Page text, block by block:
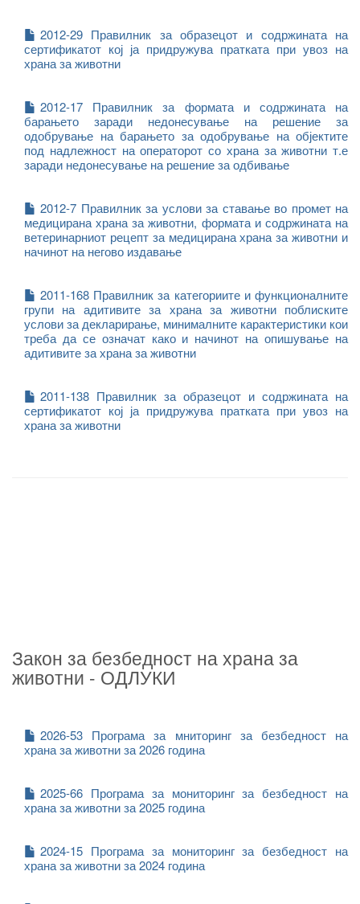
2012-29 Правилник за образецот и содржината на
сертификатот кој ја придружува пратката при увоз на
храна за животни
2012-17 Правилник за формата и содржината на
барањето заради недонесување на решение за
одобрување на барањето за одобрување на објектите
под надлежност на операторот со храна за животни т.е
заради недонесување на решение за одбивање
2012-7 Правилник за услови за ставање во промет на
медицирана храна за животни, формата и содржината на
ветеринарниот рецепт за медицирана храна за животни и
начинот на негово издавање
2011-168 Правилник за категориите и функционалните
групи на адитивите за храна за животни поблиските
услови за декларирање, минималните карактеристики кои
треба да се означат како и начинот на опишување на
адитивите за храна за животни
2011-138 Правилник за образецот и содржината на
сертификатот кој ја придружува пратката при увоз на
храна за животни
Закон за безбедност на храна за
животни - ОДЛУКИ
2026-53 Програма за мниторинг за безбедност на
храна за животни за 2026 година
2025-66 Програма за мониторинг за безбедност на
храна за животни за 2025 година
2024-15 Програма за мониторинг за безбедност на
храна за животни за 2024 година